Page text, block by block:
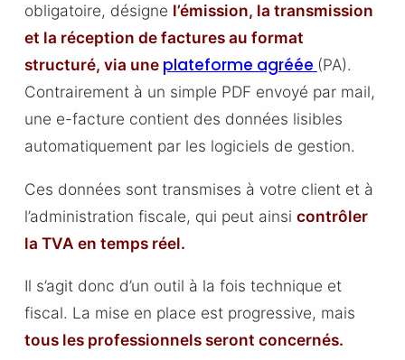
obligatoire, désigne l’émission, la transmission
et la réception de factures au format
structuré, via une plateforme agréée (PA).
Contrairement à un simple PDF envoyé par mail,
une e-facture contient des données lisibles
automatiquement par les logiciels de gestion.
Ces données sont transmises à votre client et à
l’administration fiscale, qui peut ainsi contrôler
la TVA en temps réel.
Il s’agit donc d’un outil à la fois technique et
fiscal. La mise en place est progressive, mais
tous les professionnels seront concernés.